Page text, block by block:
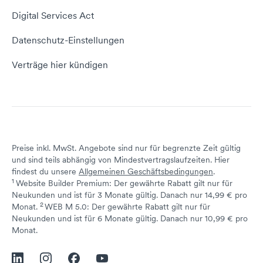
Server Hosting
Empfehlungsprogramm
Domain Reseller
Status dogado.de
Digital Services Act
Datenschutz-Einstellungen
Verträge hier kündigen
Preise inkl. MwSt. Angebote sind nur für begrenzte Zeit gültig
und sind teils abhängig von Mindestvertragslaufzeiten. Hier
findest du unsere Allgemeinen Geschäftsbedingungen.
1 Website Builder Premium: Der gewährte Rabatt gilt nur für
Neukunden und ist für 3 Monate gültig. Danach nur 14,99 € pro
Monat.↩ 1
2 WEB M 5.0: Der gewährte Rabatt gilt nur für
Neukunden und ist für 6 Monate gültig. Danach nur 10,99 € pro
Monat.↩ 1